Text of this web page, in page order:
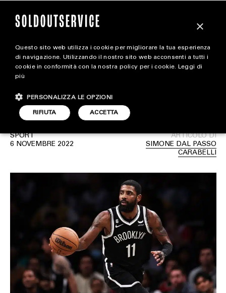
extra
ALL EXTRA
ART & DESIGN
CINEMA
HOUSE
LIFESTYLE
MOTORS
SOUND
SPORT
TECH
Nike interrompe la
collaborazione con Kyrie
Irving
SPORT
6 NOVEMBRE 2022
ARTICOLO DI
SIMONE DAL PASSO
CARABELLI
×
Questo sito web utilizza i cookie per migliorare la tua esperienza
di navigazione. Utilizzando il nostro sito web acconsenti a tutti i
cookie in conformità con la nostra policy per i cookie. Leggi di
più
ACCETTA
RIFIUTA
PERSONALIZZA LE OPZIONI